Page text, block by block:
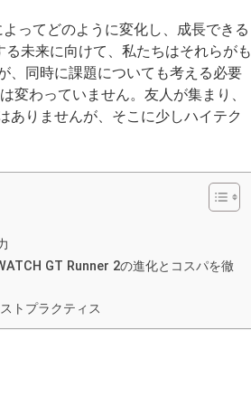
ってどのように変化し、成長できる
未来に向けて、私たちはそれらがも
、同時に課題についても考える必要
変わっていません。友人が集まり、
ありませんが、そこに少しハイテク
GT Runner 2の進化とコスパを徹
トプラクティス